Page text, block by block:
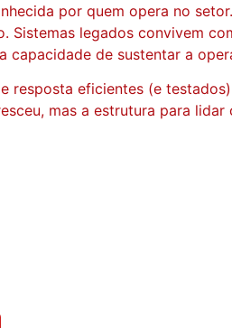
por quem opera no
Sistemas legados convivem
capacidade de sustentar a
resposta eficientes (e
mas a estrutura para